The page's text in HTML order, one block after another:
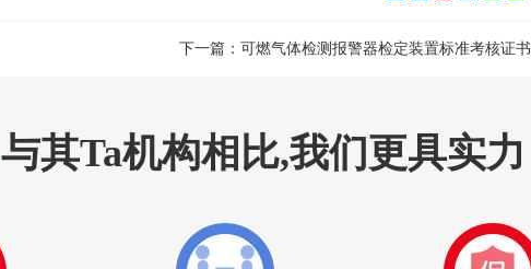
下一篇： 可燃气体检测报警器检定装置标准考核证书
与其Ta机构相比,我们更具实力